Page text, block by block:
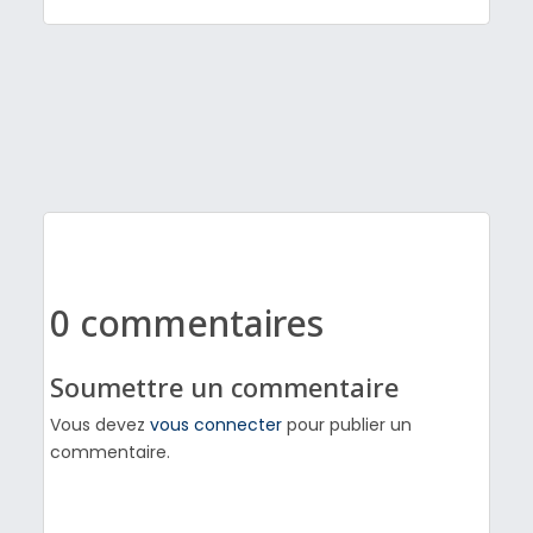
0 commentaires
Soumettre un commentaire
Vous devez vous connecterpour publier un
commentaire.